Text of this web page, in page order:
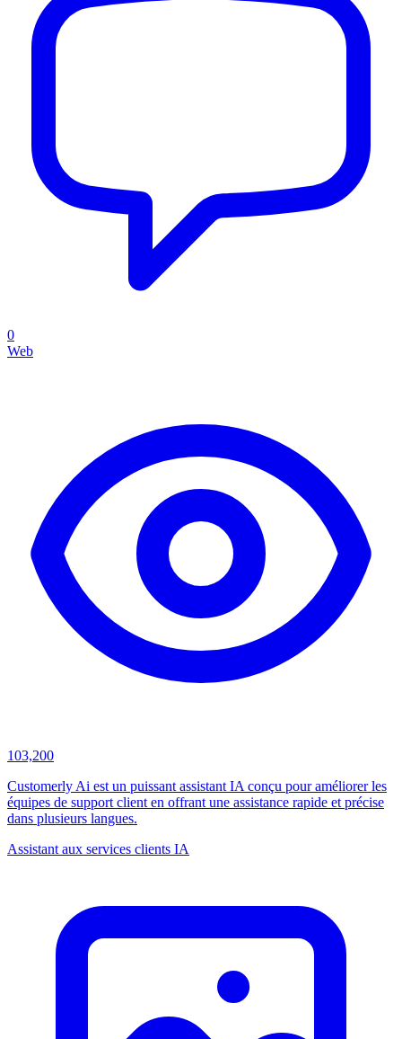
0
Web
103,200
Customerly Ai est un puissant assistant IA conçu pour améliorer les
équipes de support client en offrant une assistance rapide et précise
dans plusieurs langues.
Assistant aux services clients IA